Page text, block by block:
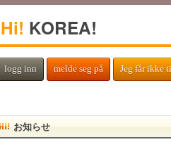
Hi! KOREA!
logg inn melde seg på Jeg får ikke
お知らせ